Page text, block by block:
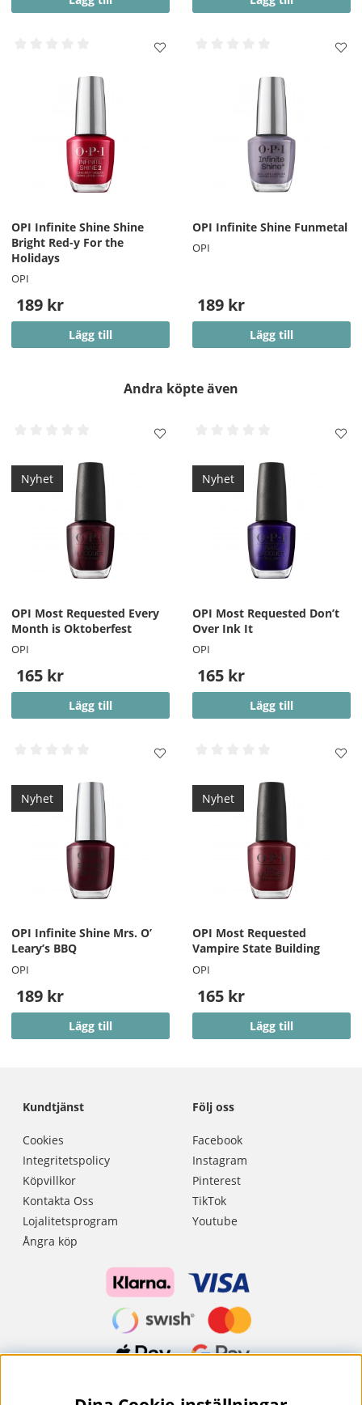
OPI Infinite Shine Shine
Bright Red-y For the
Holidays
OPI
189 kr
Lägg till
OPI Infinite Shine Funmetal
OPI
189 kr
Lägg till
Andra köpte även
Nyhet
OPI Most Requested Every
Month is Oktoberfest
OPI
165 kr
Lägg till
Nyhet
OPI Most Requested Don’t
Over Ink It
OPI
165 kr
Lägg till
Nyhet
OPI Infinite Shine Mrs. O’
Leary’s BBQ
OPI
189 kr
Lägg till
Nyhet
OPI Most Requested
Vampire State Building
OPI
165 kr
Lägg till
Kundtjänst
Cookies
Integritetspolicy
Köpvillkor
Kontakta Oss
Lojalitetsprogram
Ångra köp
Följ oss
Facebook
Instagram
Pinterest
TikTok
Youtube